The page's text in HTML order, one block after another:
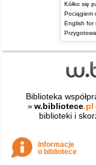
Kółko się
Biblioteka
» w.bibliotece.pl
biblioteki i
Informacje
o bibliotece